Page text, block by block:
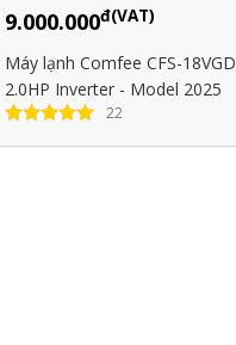
9.000.000đ(VAT)
Máy lạnh Comfee CFS-18VGD
2.0HP Inverter - Model 2025
22